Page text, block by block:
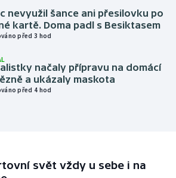
nevyužil šance ani přesilovku po
kartě. Doma padl s Besiktasem
před 3 hod
načaly přípravu na domácí
a ukázaly maskota
před 4 hod
svět vždy u sebe i na